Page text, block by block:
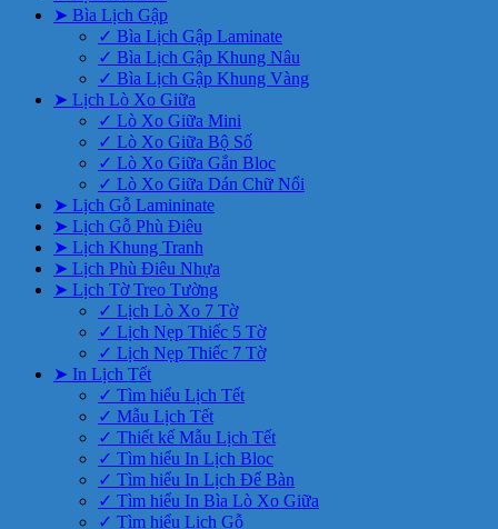
➤ Bìa Lịch Gập
✓ Bìa Lịch Gập Laminate
✓ Bìa Lịch Gập Khung Nâu
✓ Bìa Lịch Gập Khung Vàng
➤ Lịch Lò Xo Giữa
✓ Lò Xo Giữa Mini
✓ Lò Xo Giữa Bộ Số
✓ Lò Xo Giữa Gắn Bloc
✓ Lò Xo Giữa Dán Chữ Nổi
➤ Lịch Gỗ Lamininate
➤ Lịch Gỗ Phù Điêu
➤ Lịch Khung Tranh
➤ Lịch Phù Điêu Nhựa
➤ Lịch Tờ Treo Tường
✓ Lịch Lò Xo 7 Tờ
✓ Lịch Nẹp Thiếc 5 Tờ
✓ Lịch Nẹp Thiếc 7 Tờ
➤ In Lịch Tết
✓ Tìm hiểu Lịch Tết
✓ Mẫu Lịch Tết
✓ Thiết kế Mẫu Lịch Tết
✓ Tìm hiểu In Lịch Bloc
✓ Tìm hiểu In Lịch Để Bàn
✓ Tìm hiểu In Bìa Lò Xo Giữa
✓ Tìm hiểu Lịch Gỗ